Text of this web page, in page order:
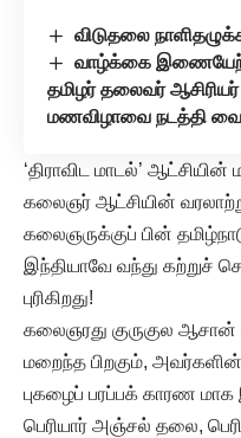
விடுதலை
வாழ்க்கை
தமிழர் தலைவர்
மணவிழாவை நடத்தி
‘திராவிட மாடல்’
கலைஞர் ஆட்சியின்
கலைஞருக்குப் பின்
இந்தியாவே வந்து கற்றுச்
புரிகிறது!
கலைஞரது குருகுல
மறைந்த பிறகும்,
புகழைப் பரப்பக் காரண மாக
பெரியார் அஞ்சல் தலை,